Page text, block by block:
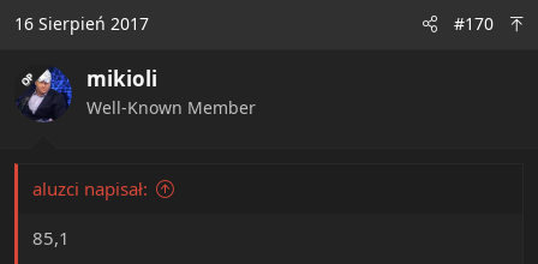
t
o
n
s
16 Sierpień 2017 #170
OP mikioli
Well-Known Member
aluzci napisał:
85,1